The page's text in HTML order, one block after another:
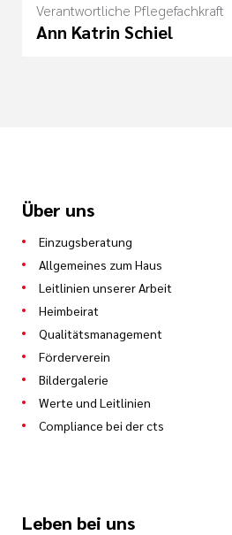
Verantwortliche Pflegefachkraft
Ann Katrin Schiel
Über uns
Einzugsberatung
Allgemeines zum Haus
Leitlinien unserer Arbeit
Heimbeirat
Qualitätsmanagement
Förderverein
Bildergalerie
Werte und Leitlinien
Compliance bei der cts
Leben bei uns